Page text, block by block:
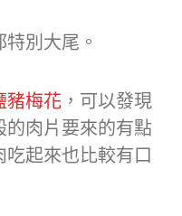
特別大尾。
豬梅花 ，可以發現
的肉片要來的有點
起來也比較有口